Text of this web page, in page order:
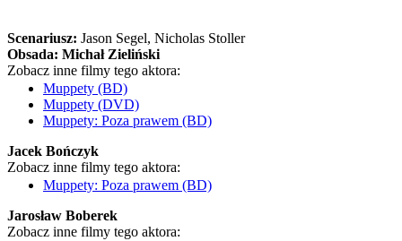
Scenariusz: Jason Segel, Nicholas Stoller
Obsada: Michał Zieliński
Zobacz inne filmy tego aktora:
Muppety (BD)
Muppety (DVD)
Muppety: Poza prawem (BD)
Jacek Bończyk
Zobacz inne filmy tego aktora:
Muppety: Poza prawem (BD)
Jarosław Boberek
Zobacz inne filmy tego aktora: